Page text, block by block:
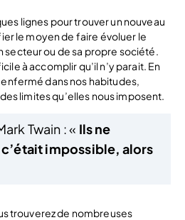
lignes pour trouver un nouveau
le moyen de faire évoluer le
secteur ou de sa propre société.
à accomplir qu’il n’y parait. En
dans nos habitudes,
limites qu’elles nous imposent.
Twain : « Ils ne
impossible, alors
trouverez de nombreuses